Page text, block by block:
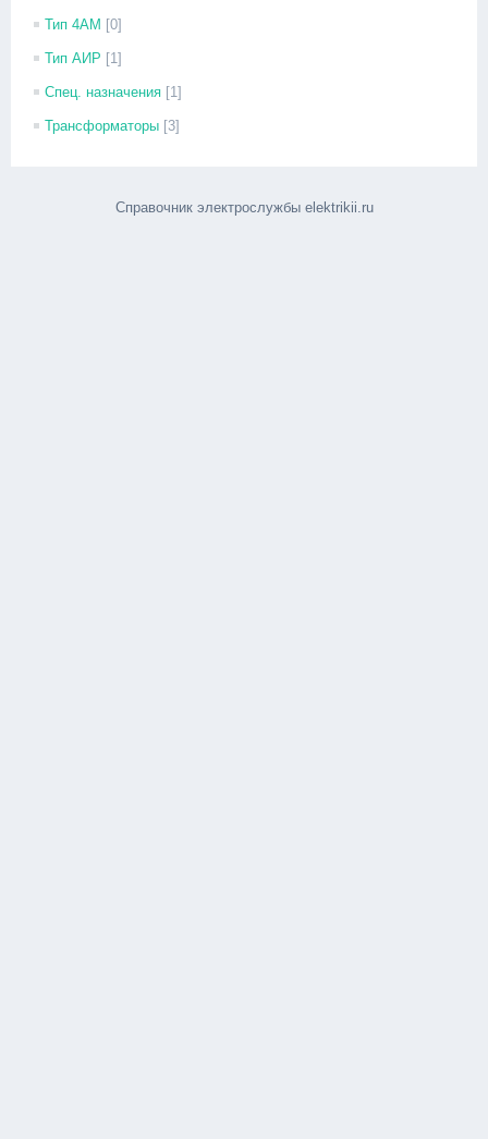
Тип 4АМ [0]
Тип АИР [1]
Спец. назначения [1]
Трансформаторы [3]
Справочник электрослужбы elektrikii.ru